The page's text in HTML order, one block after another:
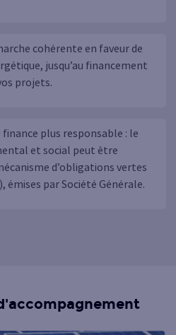
cohérente en faveur de
jusqu’au financement
projets.
plus responsable : le
et social peut être
d’obligations vertes
émises par Société Générale.